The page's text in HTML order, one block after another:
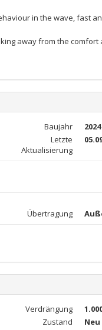
in the wave, fast
away from the
Baujahr
2024
Letzte
Aktualisierung
Übertragung
Verdrängung
Zustand Neu